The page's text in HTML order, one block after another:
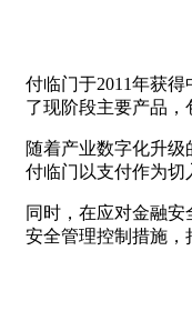
付临门于2011年获
了现阶段主要产品，
随着产业数字化升
付临门以支付作为切
同时，在应对金融
安全管理控制措施，